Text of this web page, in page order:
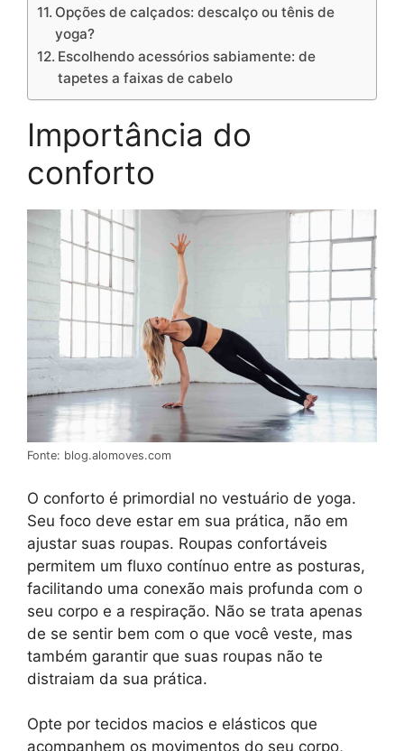
Opções de calçados: descalço ou tênis de
yoga?
Escolhendo acessórios sabiamente: de
tapetes a faixas de cabelo
Importância do
conforto
Fonte: blog.alomoves.com
O conforto é primordial no vestuário de yoga.
Seu foco deve estar em sua prática, não em
ajustar suas roupas. Roupas confortáveis
permitem um fluxo contínuo entre as posturas,
facilitando uma conexão mais profunda com o
seu corpo e a respiração. Não se trata apenas
de se sentir bem com o que você veste, mas
também garantir que suas roupas não te
distraiam da sua prática.
Opte por tecidos macios e elásticos que
acompanhem os movimentos do seu corpo,